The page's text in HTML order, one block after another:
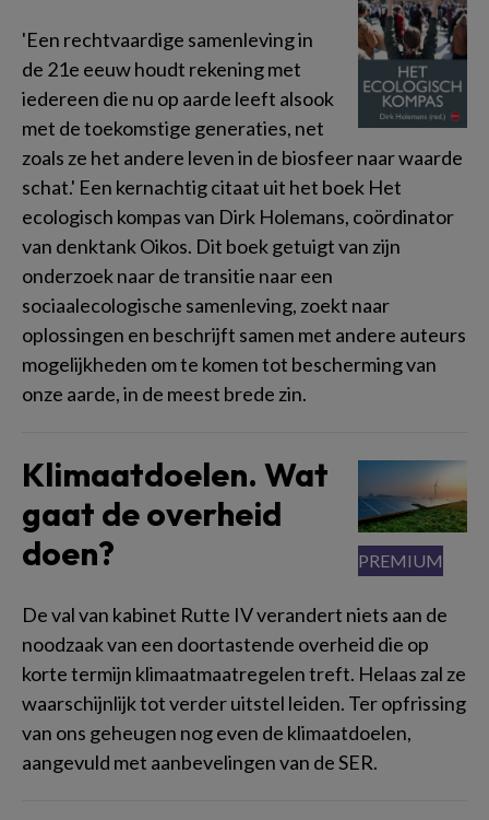
'Een rechtvaardige samenleving in
de 21e eeuw houdt rekening met
iedereen die nu op aarde leeft alsook
met de toekomstige generaties, net
zoals ze het andere leven in de biosfeer naar waarde
schat.' Een kernachtig citaat uit het boek Het
ecologisch kompas van Dirk Holemans, coördinator
van denktank Oikos. Dit boek getuigt van zijn
onderzoek naar de transitie naar een
sociaalecologische samenleving, zoekt naar
oplossingen en beschrijft samen met andere auteurs
mogelijkheden om te komen tot bescherming van
onze aarde, in de meest brede zin.
Klimaatdoelen. Wat
gaat de overheid
doen?
De val van kabinet Rutte IV verandert niets aan de
noodzaak van een doortastende overheid die op
korte termijn klimaatmaatregelen treft. Helaas zal ze
waarschijnlijk tot verder uitstel leiden. Ter opfrissing
van ons geheugen nog even de klimaatdoelen,
aangevuld met aanbevelingen van de SER.